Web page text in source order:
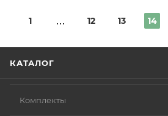
1 12 13 14
КАТАЛОГ
Комплекты